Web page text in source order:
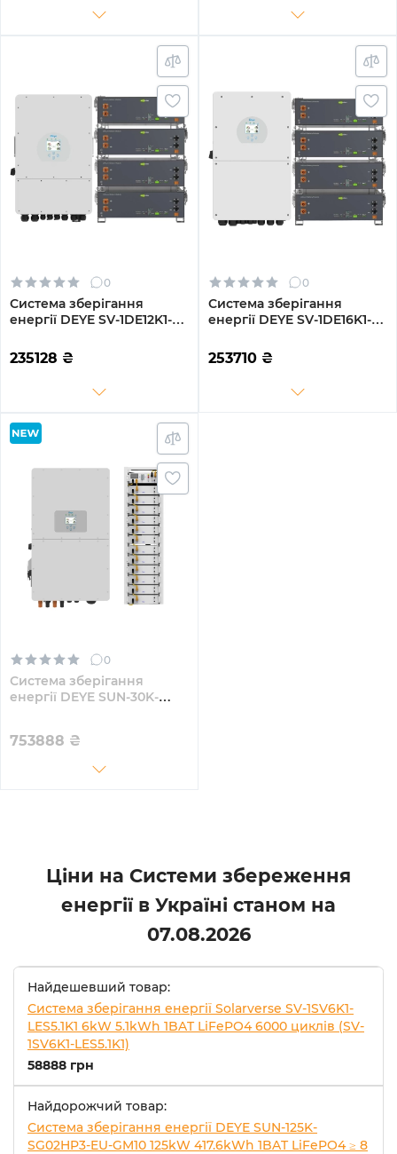
0
Система зберігання
енергії DEYE SV-1DE12K1-
4BAT LiFePO4 ≥6000
циклів (SV-1DE12K1-
235128 ₴
0
Система зберігання
енергії DEYE SV-1DE16K1-
4BAT LiFePO4 ≥6000
циклів (SV-1DE16K1-
253710 ₴
0
Система зберігання
енергії DEYE SUN-30K-
61.44kWh 1BAT LiFePO4
753888 ₴
Ціни на Системи збереження
енергії в Україні станом на
07.08.2026
Найдешевший товар:
Система зберігання енергії Solarverse SV-1SV6K1-
LES5.1K1 6kW 5.1kWh 1BAT LiFePO4 6000 циклів (SV-
1SV6K1-LES5.1K1)
58888 грн
Найдорожчий товар:
Система зберігання енергії DEYE SUN-125K-
SG02HP3-EU-GM10 125kW 417.6kWh 1BAT LiFePO4 ≥ 8